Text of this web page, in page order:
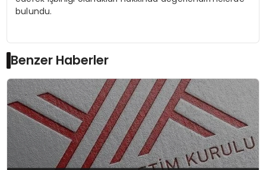
bulundu.
Benzer Haberler